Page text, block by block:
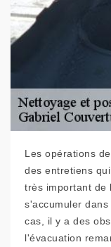
Les opérations
des entretiens
très important de
s'accumuler
cas, il y a des
l'évacuation